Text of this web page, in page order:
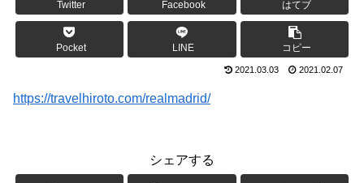
Twitter Facebook はてブ
Pocket LINE コピー
2021.03.03 2021.02.07
https://travelhiroto.com/realmadrid/
シェアする